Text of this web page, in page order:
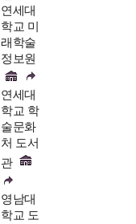
연세대
학교 미
래학술
정보원
연세대
학교 학
술문화
처 도서
관
영남대
학교 도